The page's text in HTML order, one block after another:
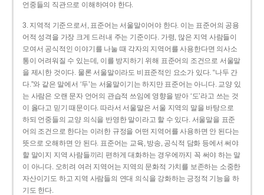
언중들의 직관으로 이해하여야 한다.
3. 지역적 기준으로서, 표준어는 서울말이어야 한다. 이는 표준어의 공용
어적 성격을 가장 크게 드러내 주는 기준이다. 가령, 많은 지역 사람들이
모여서 공식적인 이야기를 나눌 때 각자의 지역어를 사용한다면 의사소
통이 어려워질 수 있는데, 이를 방지하기 위해 표준어의 조건으로 서울말
을 제시한 것이다. 물론 서울말이라도 비표준적인 요소가 있다. “나두 간
다.”와 같은 말에서 ‘두’는 서울말이기는 하지만 표준어는 아니다. 교양 있
는 사람은 오랜 문자 언어의 관습적 쓰임에 영향을 받아 ‘도’라고 쓰는 것
이 옳다고 믿기 때문이다. 따라서 서울말은 서울 지역의 말을 바탕으로
하되 언중들의 교양 의식을 반영한 말이라고 할 수 있다. 서울말을 표준
어의 조건으로 한다는 이러한 규정을 어떤 지역어를 사용하면 안 된다는
뜻으로 오해하면 안 된다. 표준어는 교육, 방송, 공식적 담화 등에서 써야
할 말이지 지역 사람들끼리 편하게 대화하는 경우에까지 꼭 써야 하는 말
이 아니다. 오히려 여러 지역어는 지역의 문화적 가치를 보존하는 소중한
자산이기도 하고 지역 사람들의 연대 의식을 강화하는 긍정적 기능을 하
기도 한다.